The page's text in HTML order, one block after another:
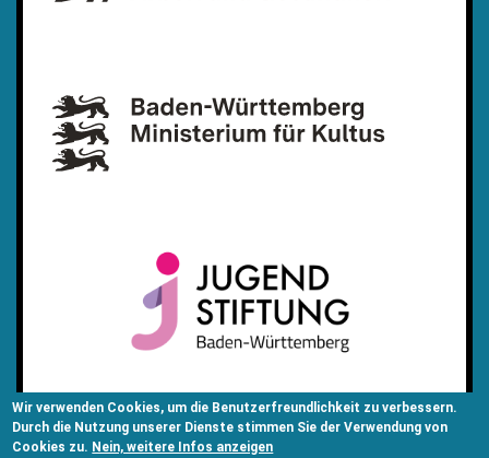
Wir verwenden Cookies, um die Benutzerfreundlichkeit zu verbessern.
Durch die Nutzung unserer Dienste stimmen Sie der Verwendung von
Cookies zu. Nein, weitere Infos anzeigen